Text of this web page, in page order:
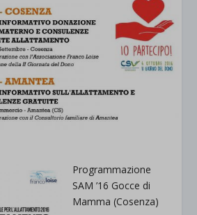
Programmazione
SAM ’16 Gocce di
Mamma (Cosenza)